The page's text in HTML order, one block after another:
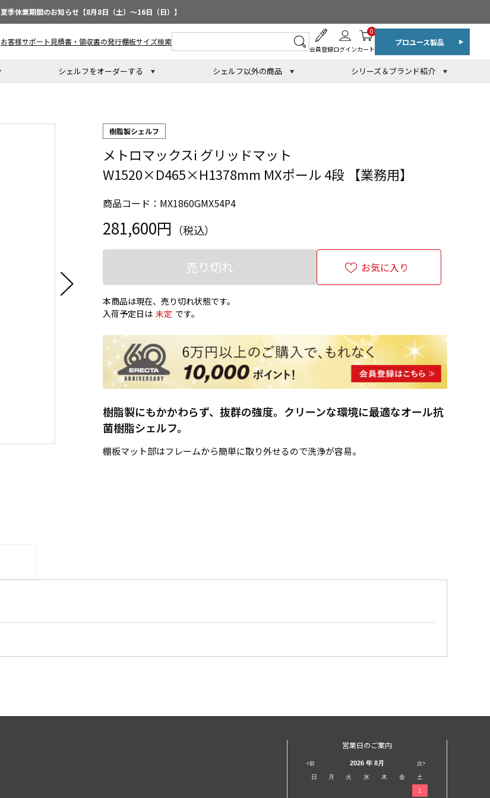
夏季休業期間のお知らせ【8月8日（土）～16日（日）】
お客様サポート 見積書・領収書の発行棚板サイズ検索
会員登録ログインカート
0
プロユース製品
シェルフをオーダーする シェルフ以外の商品 シリーズ＆ブランド紹介
樹脂製シェルフ
メトロマックスi グリッドマット
W1520×D465×H1378mm MXポール 4段 【業務用】
商品コード：MX1860GMX54P4
281,600円 （税込）
売り切れ お気に入り
本商品は現在、売り切れ状態です。
入荷予定日は 未定 です。
樹脂製にもかかわらず、抜群の強度。クリーンな環境に最適なオール抗
菌樹脂シェルフ。
棚板マット部はフレームから簡単に取り外せるので洗浄が容易。
営業日のご案内
<前 次>
2026 年 8月
日 月 火 水 木 金 土
1